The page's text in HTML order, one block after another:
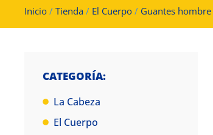
Inicio / Tienda / El Cuerpo / Guantes hombre
CATEGORÍA:
La Cabeza
El Cuerpo